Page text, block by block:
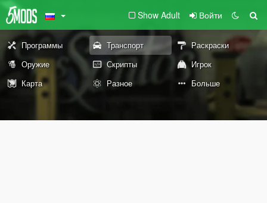
Show Adult Войти
Программы Транспорт
Раскраски
Оружие
Скрипты
Игрок
Карта
Разное Больше